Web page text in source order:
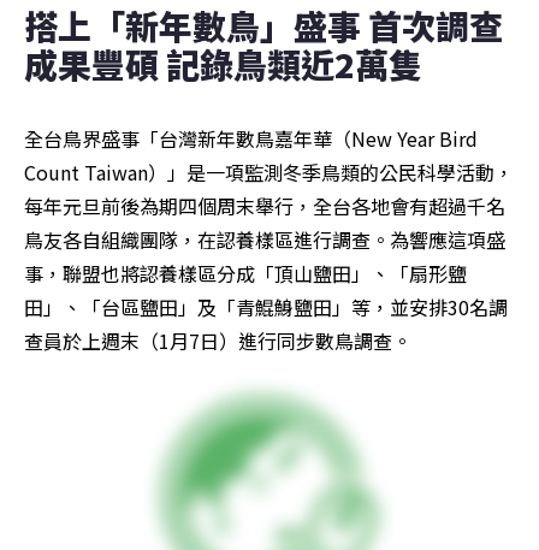
搭上「新年數鳥」盛事 首次調查
成果豐碩 記錄鳥類近2萬隻
全台鳥界盛事「台灣新年數鳥嘉年華（New Year Bird
Count Taiwan）」是一項監測冬季鳥類的公民科學活動，
每年元旦前後為期四個周末舉行，全台各地會有超過千名
鳥友各自組織團隊，在認養樣區進行調查。為響應這項盛
事，聯盟也將認養樣區分成「頂山鹽田」、「扇形鹽
田」、「台區鹽田」及「青鯤鯓鹽田」等，並安排30名調
查員於上週末（1月7日）進行同步數鳥調查。